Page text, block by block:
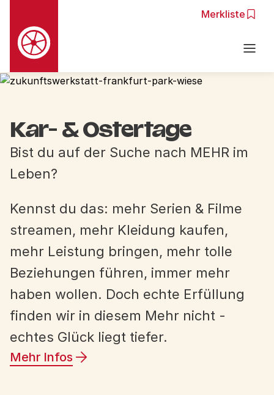
Merkliste
Kar- & Ostertage
Bist du auf der Suche nach MEHR im
Leben?
Kennst du das: mehr Serien & Filme
streamen, mehr Kleidung kaufen,
mehr Leistung bringen, mehr tolle
Beziehungen führen, immer mehr
haben wollen. Doch echte Erfüllung
finden wir in diesem Mehr nicht -
echtes Glück liegt tiefer.
Mehr Infos